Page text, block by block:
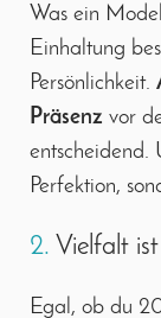
Was ein
Einhaltung
Persönlichkeit.
Präsenz vor
entscheidend.
Perfektion,
2. Vielfalt
Egal, ob du